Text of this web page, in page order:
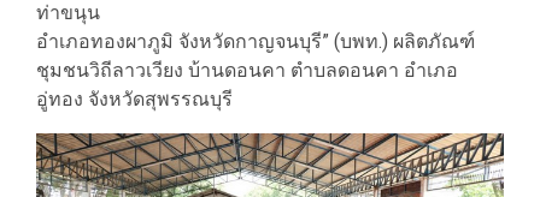
ท่าขนุน
อำเภอทองผาภูมิ จังหวัดกาญจนบุรี” (บพท.) ผลิตภัณฑ์
ชุมชนวิถีลาวเวียง บ้านดอนคา ตำบลดอนคา อำเภอ
อู่ทอง จังหวัดสุพรรณบุรี